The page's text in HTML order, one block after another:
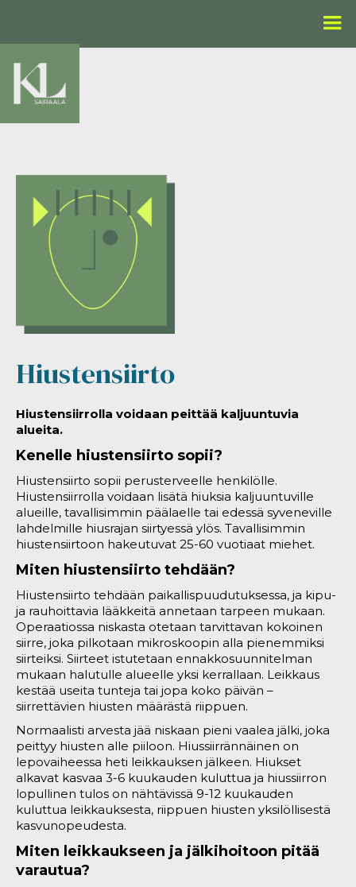
Hiustensiirto
Hiustensiirrolla voidaan peittää kaljuuntuvia
alueita.
Kenelle hiustensiirto sopii?
Hiustensiirto sopii perusterveelle henkilölle.
Hiustensiirrolla voidaan lisätä hiuksia kaljuuntuville
alueille, tavallisimmin päälaelle tai edessä syveneville
lahdelmille hiusrajan siirtyessä ylös. Tavallisimmin
hiustensiirtoon hakeutuvat 25-60 vuotiaat miehet.
Miten hiustensiirto tehdään?
Hiustensiirto tehdään paikallispuudutuksessa, ja kipu-
ja rauhoittavia lääkkeitä annetaan tarpeen mukaan.
Operaatiossa niskasta otetaan tarvittavan kokoinen
siirre, joka pilkotaan mikroskoopin alla pienemmiksi
siirteiksi. Siirteet istutetaan ennakkosuunnitelman
mukaan halutulle alueelle yksi kerrallaan. Leikkaus
kestää useita tunteja tai jopa koko päivän –
siirrettävien hiusten määrästä riippuen.
Normaalisti arvesta jää niskaan pieni vaalea jälki, joka
peittyy hiusten alle piiloon. Hiussiirrännäinen on
lepovaiheessa heti leikkauksen jälkeen. Hiukset
alkavat kasvaa 3-6 kuukauden kuluttua ja hiussiirron
lopullinen tulos on nähtävissä 9-12 kuukauden
kuluttua leikkauksesta, riippuen hiusten yksilöllisestä
kasvunopeudesta.
Miten leikkaukseen ja jälkihoitoon pitää
varautua?